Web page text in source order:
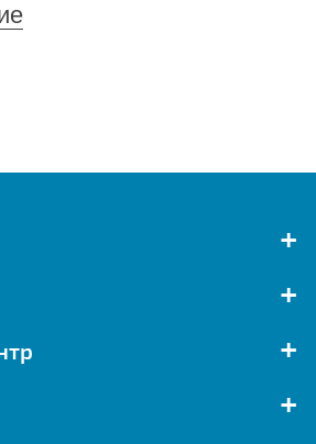
+
+
+
+